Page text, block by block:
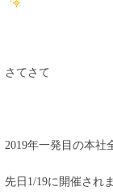
さてさて
2019年一発目の本社
先日1/19に開催され